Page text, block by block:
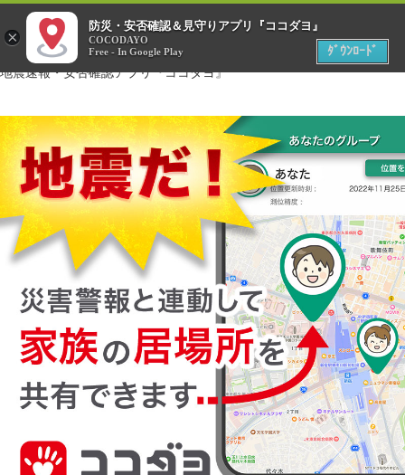
災害時
MENU
地震速報・安否確認アプリ『ココダヨ』
×
防災・安否確認＆見守りアプリ『ココダヨ』
COCODAYO
Free - In Google Play
ﾀﾞｳﾝﾛｰﾄﾞ